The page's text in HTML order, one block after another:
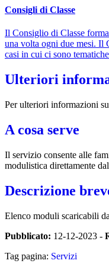
Consigli di Classe
Il Consiglio di Classe
una volta ogni due mesi. Il
casi in cui ci sono
Ulteriori
Per ulteriori informazioni
A cosa serve
Il servizio consente alle
modulistica direttamente
Descrizione
Elenco moduli scaricabili
Pubblicato: 12-12-2023 -
Tag pagina: Servizi